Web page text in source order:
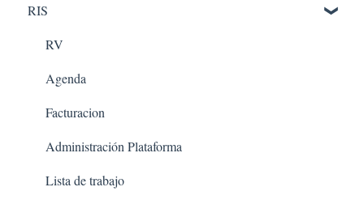
AQUILA IN THE CLOUD
PACS
RIS
RV
Agenda
Facturacion
Administración Plataforma
Lista de trabajo